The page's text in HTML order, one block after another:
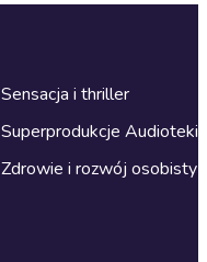
Sensacja i thriller
Superprodukcje Audioteki
Zdrowie i rozwój osobisty